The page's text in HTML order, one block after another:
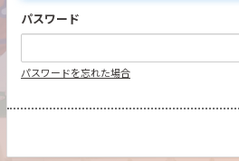
パスワード
パスワードを忘れた場合